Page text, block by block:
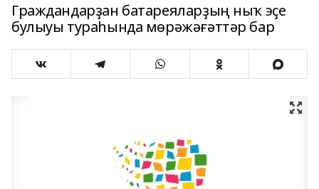
Граждандарҙан батареяларҙың ныҡ эҫе
булыуы тураһында мөрәжәғәттәр бар